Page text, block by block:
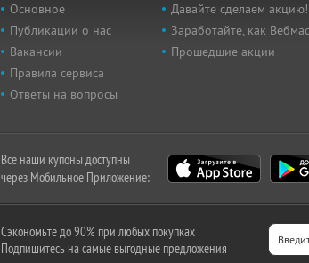
Основное
Публикации о нас
Вакансии
Правила сервиса
Ответы на вопросы
Давайте сделаем акцию!
Заработайте, как
Прошедшие акции
Все наши купоны доступны
через Мобильное Приложение:
Сэкономьте до 90% при любых покупках
Подпишитесь на самые выгодные предложения